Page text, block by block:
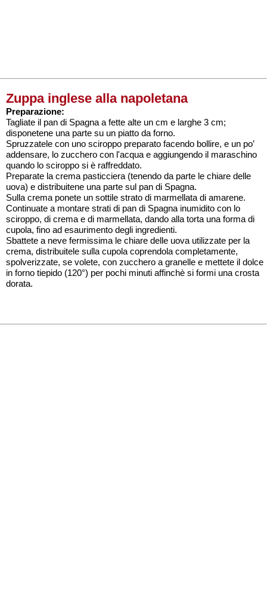
Zuppa inglese alla napoletana
Preparazione:
Tagliate il pan di Spagna a fette alte un cm e larghe 3 cm;
disponetene una parte su un piatto da forno.
Spruzzatele con uno sciroppo preparato facendo bollire, e un po’
addensare, lo zucchero con l'acqua e aggiungendo il maraschino
quando lo sciroppo si è raffreddato.
Preparate la crema pasticciera (tenendo da parte le chiare delle
uova) e distribuitene una parte sul pan di Spagna.
Sulla crema ponete un sottile strato di marmellata di amarene.
Continuate a montare strati di pan di Spagna inumidito con lo
sciroppo, di crema e di marmellata, dando alla torta una forma di
cupola, fino ad esaurimento degli ingredienti.
Sbattete a neve fermissima le chiare delle uova utilizzate per la
crema, distribuitele sulla cupola coprendola completamente,
spolverizzate, se volete, con zucchero a granelle e mettete il dolce
in forno tiepido (120°) per pochi minuti affinchè si formi una crosta
dorata.